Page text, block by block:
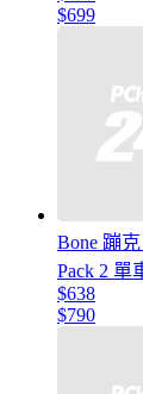
$699
Bone 蹦
Pack 2 單
$638
$790